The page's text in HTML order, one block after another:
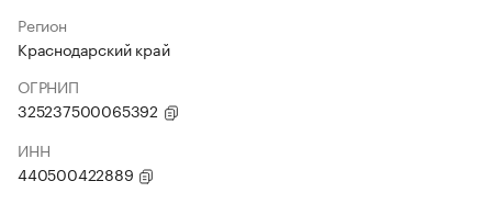
Регион
Краснодарский край
ОГРНИП
325237500065392
ИНН
440500422889